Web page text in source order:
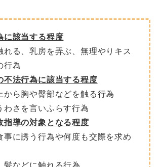
該当する程度
れる、乳房を弄ぶ、無理やりキス
行為
法行為に該当する程度
から胸や臀部などを触る行為
わさを言いふらす行為
導の対象となる程度
事に誘う行為や何度も交際を求め